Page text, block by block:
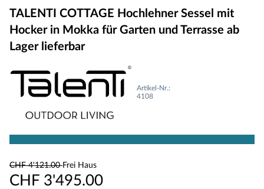
TALENTI COTTAGE Hochlehner Sessel mit
Hocker in Mokka für Garten und Terrasse ab
Lager lieferbar
Artikel-Nr.:
4108
CHF 4'121.00Frei Haus
CHF 3'495.00